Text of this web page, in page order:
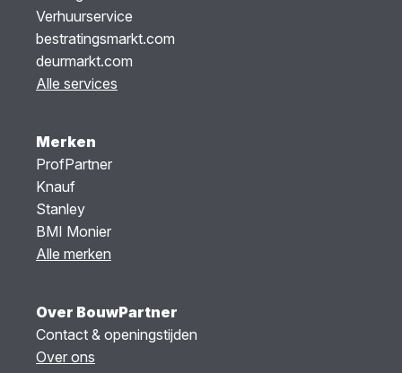
Verhuurservice
bestratingsmarkt.com
deurmarkt.com
Alle services
Merken
ProfPartner
Knauf
Stanley
BMI Monier
Alle merken
Over BouwPartner
Contact & openingstijden
Over ons